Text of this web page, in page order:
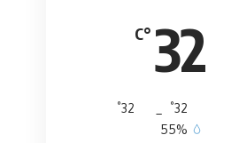
32
°C
32
°
32
°
55%